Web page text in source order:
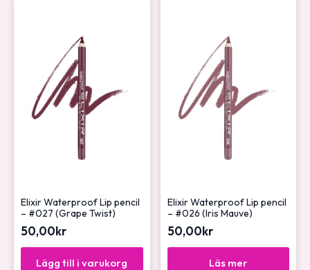
Elixir Waterproof Lip pencil
– #027 (Grape Twist)
50,00kr
Lägg till i varukorg
Elixir Waterproof Lip pencil
– #026 (Iris Mauve)
50,00kr
Läs mer